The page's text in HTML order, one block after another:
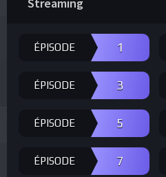
ÉPISODE 1
ÉPISODE 3
ÉPISODE 5
ÉPISODE 7